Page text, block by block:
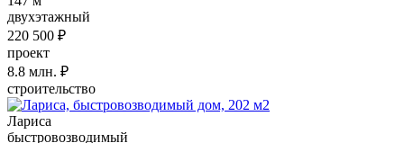
двухэтажный
220 500 ₽
проект
8.8 млн. ₽
строительство
Лариса
быстровозводимый